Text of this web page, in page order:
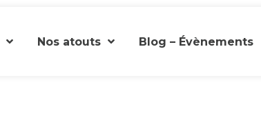
Nos atouts Blog – Évènements